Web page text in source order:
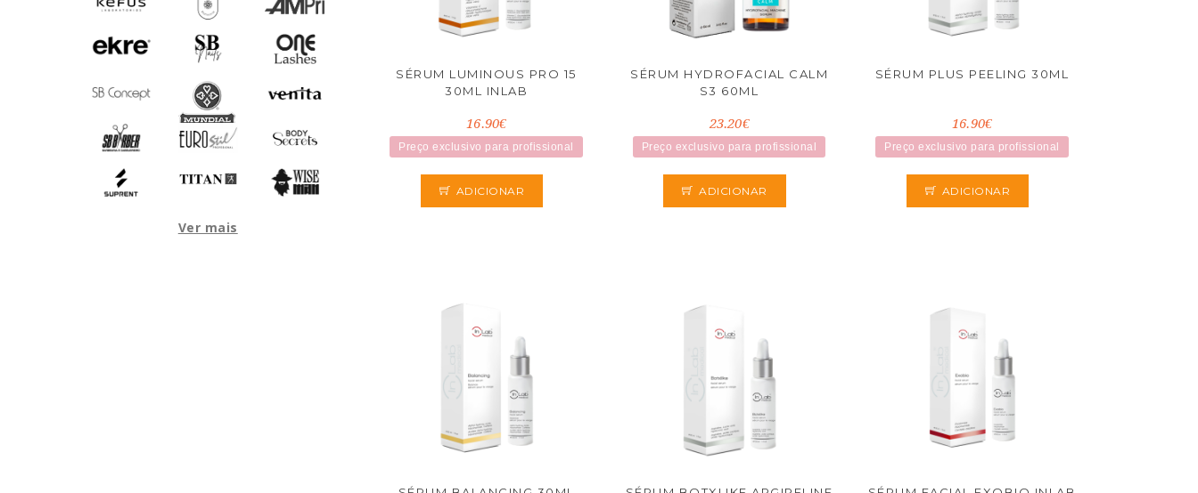
Ver mais
SÉRUM LUMINOUS PRO 15
30ML INLAB
16.90€
Preço exclusivo para profissional
ADICIONAR
SÉRUM HYDROFACIAL CALM
S3 60ML
23.20€
Preço exclusivo para profissional
ADICIONAR
SÉRUM PLUS PEELING 30ML
16.90€
Preço exclusivo para profissional
ADICIONAR